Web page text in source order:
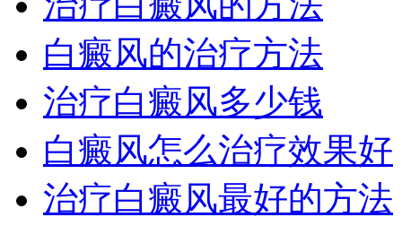
白癜风的治疗方法
治疗白癜风多少钱
白癜风怎么治疗效果好
治疗白癜风最好的方法